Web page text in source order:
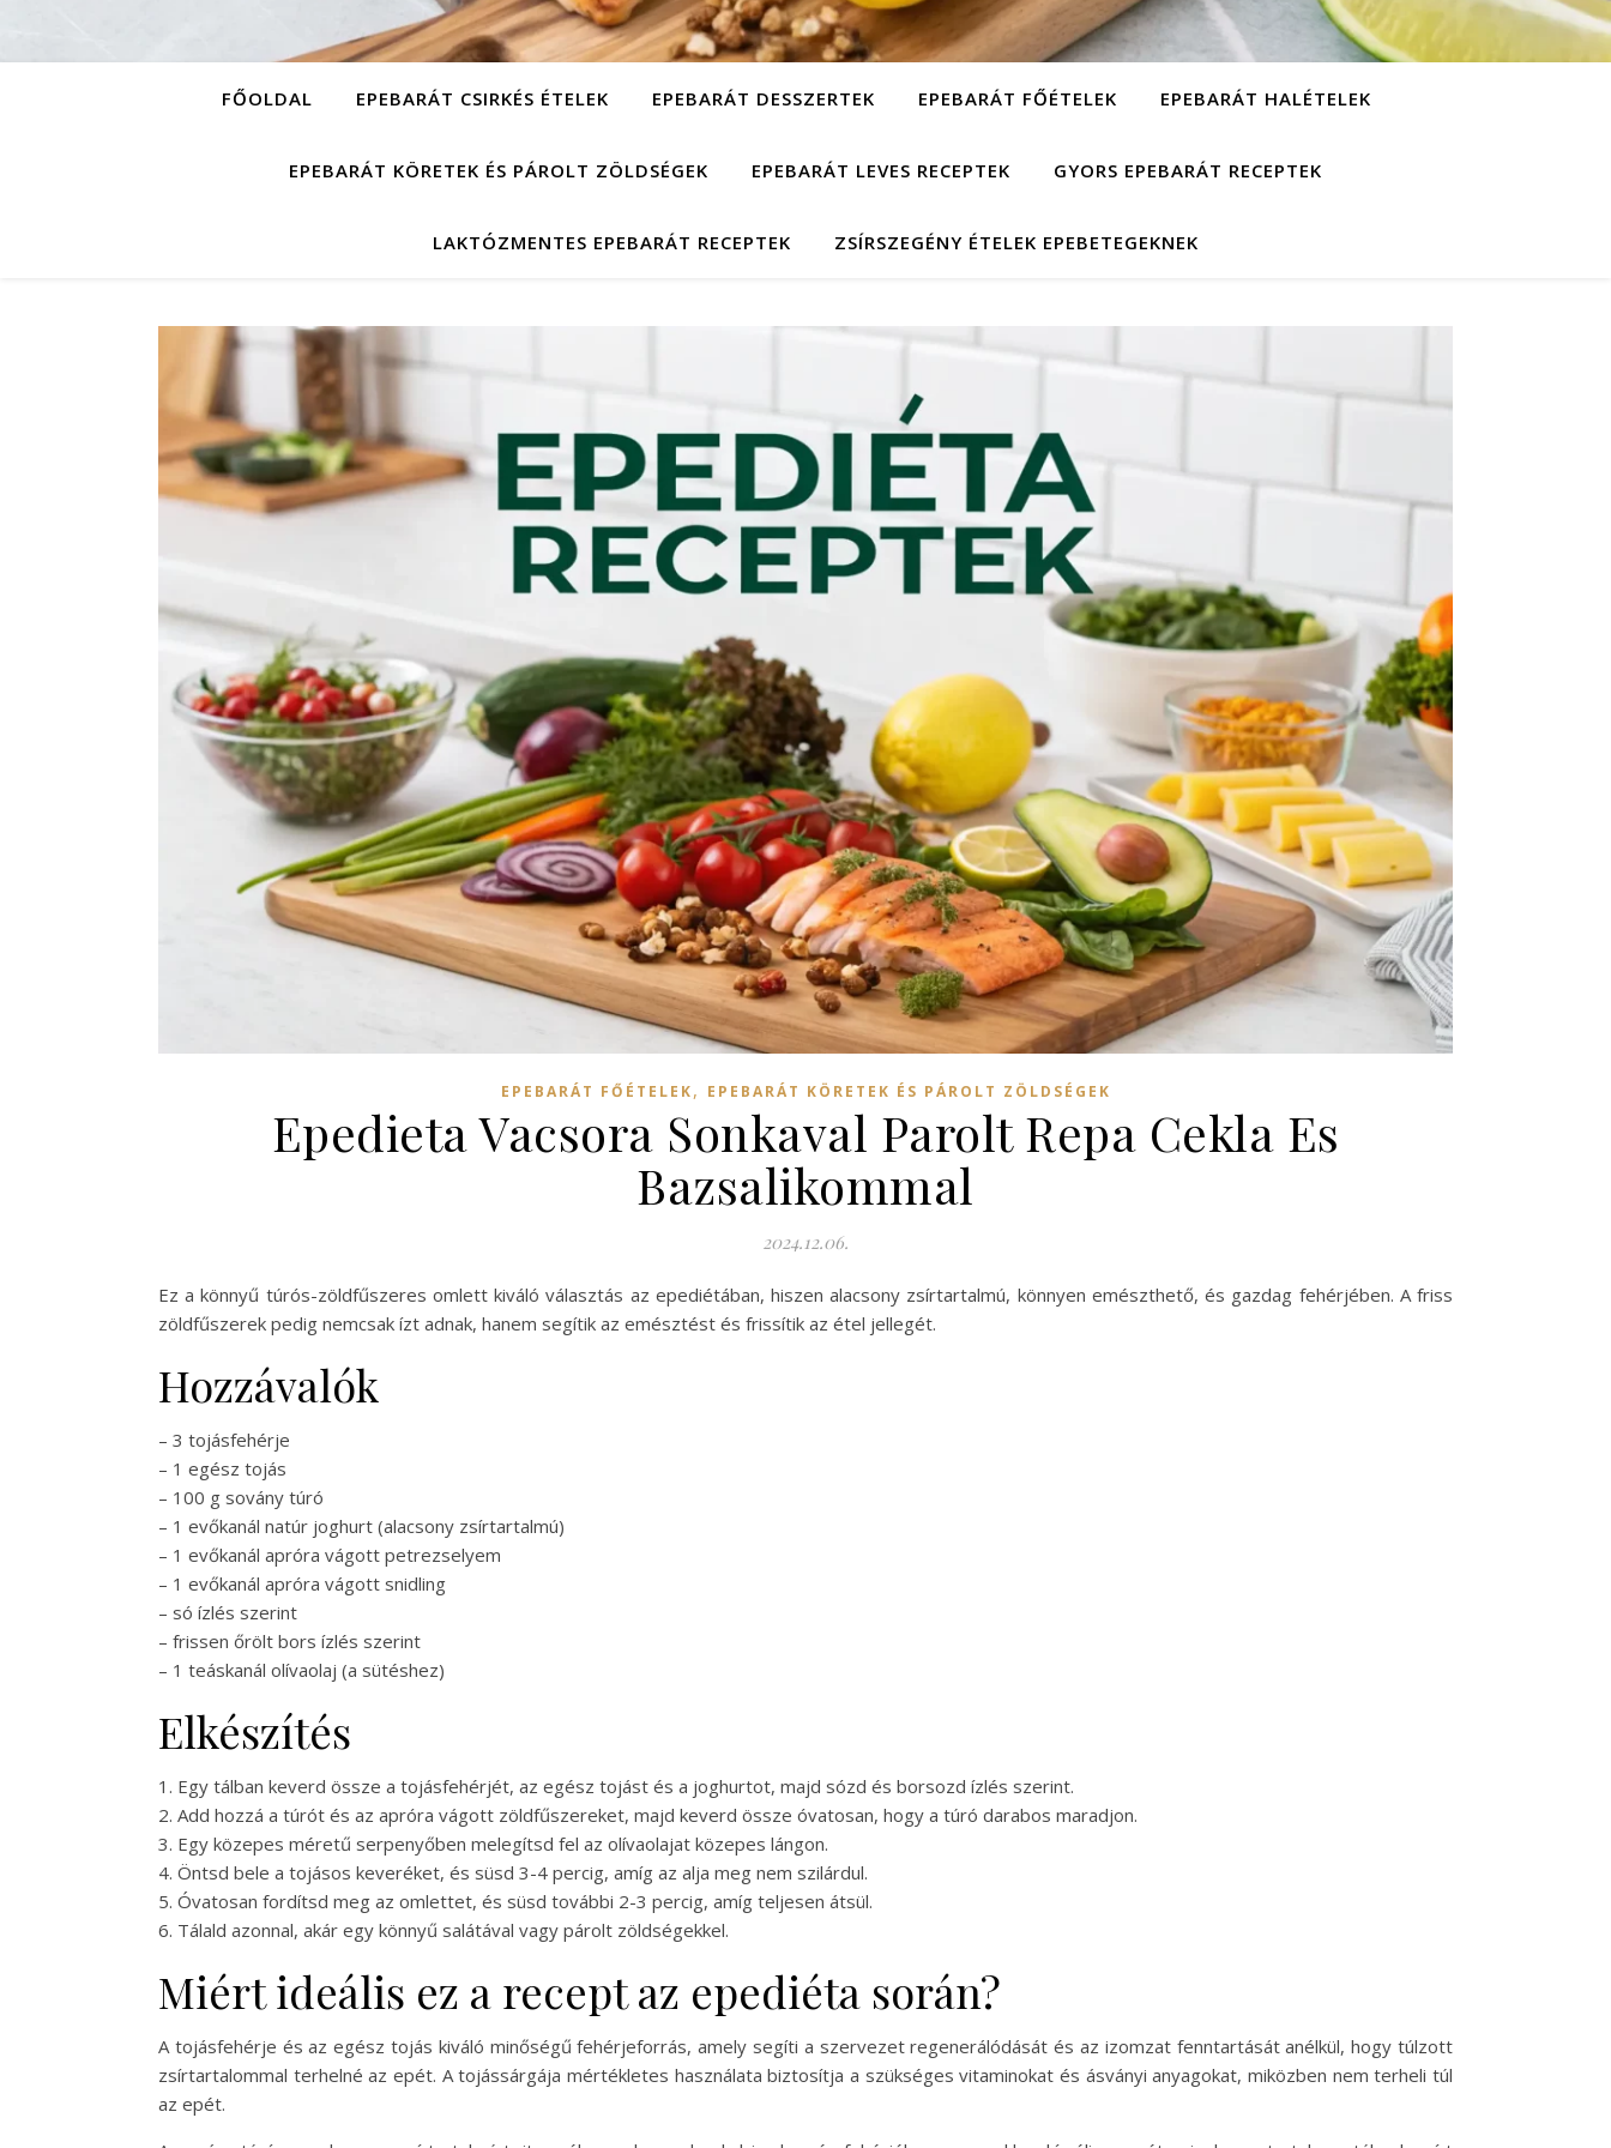
FŐOLDAL EPEBARÁT CSIRKÉS ÉTELEK EPEBARÁT DESSZERTEK EPEBARÁT FŐÉTELEK EPEBARÁT HALÉTELEK
EPEBARÁT KÖRETEK ÉS PÁROLT ZÖLDSÉGEK EPEBARÁT LEVES RECEPTEK GYORS EPEBARÁT RECEPTEK
LAKTÓZMENTES EPEBARÁT RECEPTEK ZSÍRSZEGÉNY ÉTELEK EPEBETEGEKNEK
EPEBARÁT FŐÉTELEK, EPEBARÁT KÖRETEK ÉS PÁROLT ZÖLDSÉGEK
Epedieta Vacsora Sonkaval Parolt Repa Cekla Es
Bazsalikommal
2024.12.06.
Ez a könnyű túrós-zöldfűszeres omlett kiváló választás az epediétában, hiszen alacsony zsírtartalmú, könnyen emészthető, és gazdag fehérjében. A friss
zöldfűszerek pedig nemcsak ízt adnak, hanem segítik az emésztést és frissítik az étel jellegét.
Hozzávalók
– 3 tojásfehérje
– 1 egész tojás
– 100 g sovány túró
– 1 evőkanál natúr joghurt (alacsony zsírtartalmú)
– 1 evőkanál apróra vágott petrezselyem
– 1 evőkanál apróra vágott snidling
– só ízlés szerint
– frissen őrölt bors ízlés szerint
– 1 teáskanál olívaolaj (a sütéshez)
Elkészítés
1. Egy tálban keverd össze a tojásfehérjét, az egész tojást és a joghurtot, majd sózd és borsozd ízlés szerint.
2. Add hozzá a túrót és az apróra vágott zöldfűszereket, majd keverd össze óvatosan, hogy a túró darabos maradjon.
3. Egy közepes méretű serpenyőben melegítsd fel az olívaolajat közepes lángon.
4. Öntsd bele a tojásos keveréket, és süsd 3-4 percig, amíg az alja meg nem szilárdul.
5. Óvatosan fordítsd meg az omlettet, és süsd további 2-3 percig, amíg teljesen átsül.
6. Tálald azonnal, akár egy könnyű salátával vagy párolt zöldségekkel.
Miért ideális ez a recept az epediéta során?
A tojásfehérje és az egész tojás kiváló minőségű fehérjeforrás, amely segíti a szervezet regenerálódását és az izomzat fenntartását anélkül, hogy túlzott
zsírtartalommal terhelné az epét. A tojássárgája mértékletes használata biztosítja a szükséges vitaminokat és ásványi anyagokat, miközben nem terheli túl
az epét.